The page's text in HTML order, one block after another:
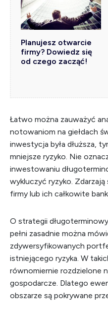
Planujesz otwarcie
firmy? Dowiedz się
od czego zacząć!
Łatwo można zauważyć
notowaniom na giełdach
inwestycja była dłuższa,
mniejsze ryzyko. Nie
inwestowaniu
wykluczyć ryzyko. Zdarzają
firmy lub ich całkowite
O strategii
pełni zasadnie można
zdywersyfikowanych
istniejącego ryzyka. W
równomiernie rozdzielone
gospodarcze. Dlatego
obszarze są pokrywane